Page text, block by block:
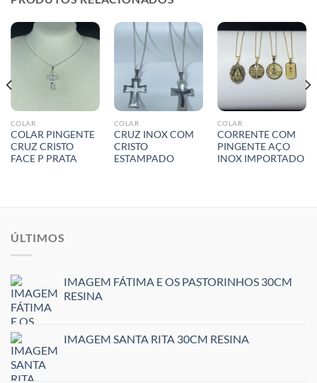
COLAR
COLAR PINGENTE
CRUZ CRISTO
FACE P PRATA
COLAR
CRUZ INOX COM
CRISTO
ESTAMPADO
COLAR
CORRENTE COM
PINGENTE AÇO
INOX IMPORTADO
ÚLTIMOS
IMAGEM FÁTIMA E OS PASTORINHOS 30CM
RESINA
IMAGEM SANTA RITA 30CM RESINA